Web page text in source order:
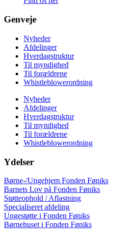
Genveje
Nyheder
Afdelinger
Hverdagstruktur
Til myndighed
Til forældrene
Whistleblowerordning
Nyheder
Afdelinger
Hverdagstruktur
Til myndighed
Til forældrene
Whistleblowerordning
Ydelser
Børne-/Ungehjem Fonden Føniks
Barnets Lov på Fonden Føniks
Støtteophold / Aflastning
Specialiseret afdeling
Ungestøtte i Fonden Føniks
Børnehuset i Fonden Føniks